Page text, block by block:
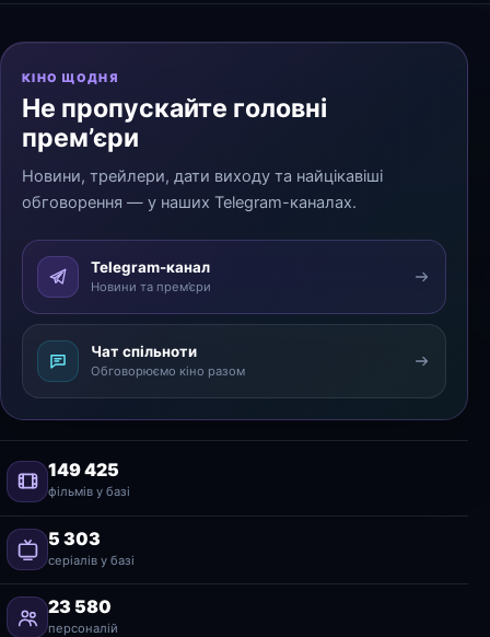
КІНО ЩОДНЯ
Не пропускайте головні
прем’єри
Новини, трейлери, дати виходу та найцікавіші
обговорення — у наших Telegram-каналах.
Telegram-канал
Новини та прем’єри
Чат спільноти
Обговорюємо кіно разом
149 425
фільмів у базі
5 303
серіалів у базі
23 580
персоналій